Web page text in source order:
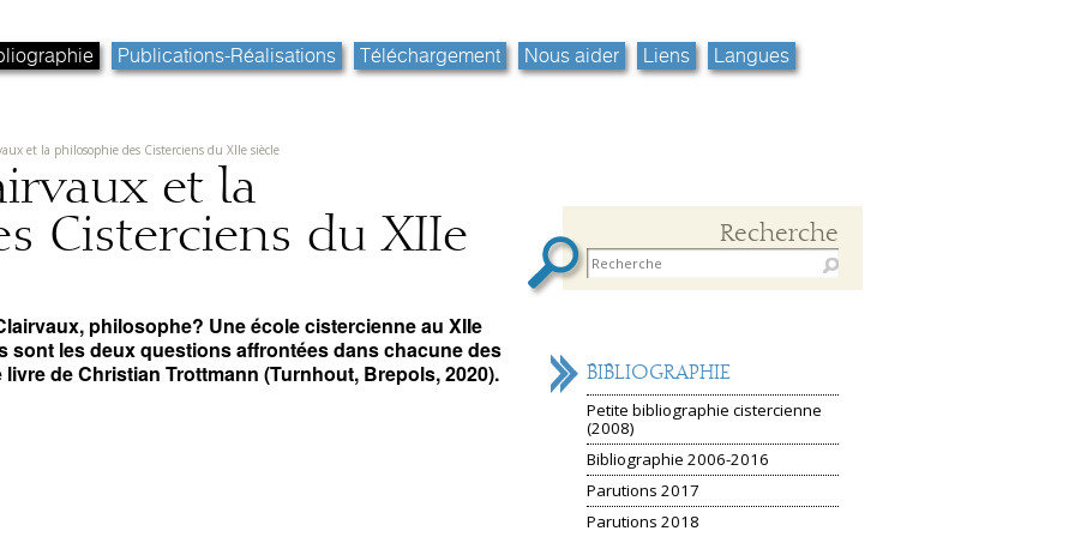
Publications-Réalisations Téléchargement Nous aider Liens Langues
et la philosophie des Cisterciens du XIIe siècle
Recherche
NAVIGATION
BIBLIOGRAPHIE
Petite bibliographie cistercienne
(2008)
Bibliographie 2006-2016
Parutions 2017
Parutions 2018
et la
Cisterciens du XIIe
philosophe? Une école cistercienne au XIIe
sont les deux questions affrontées dans chacune des
livre de Christian Trottmann (Turnhout, Brepols, 2020).